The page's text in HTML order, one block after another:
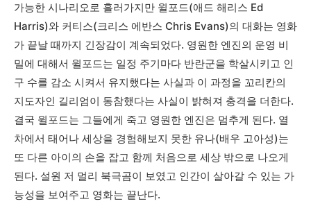
가능한 시나리오로 흘러가지만 윌포드(애드 해리스 Ed
Harris)와 커티스(크리스 에반스 Chris Evans)의 대화는 영화
가 끝날 때까지 긴장감이 계속되었다. 영원한 엔진의 운영 비
밀에 대해서 윌포드는 일정 주기마다 반란군을 학살시키고 인
구 수를 감소 시켜서 유지했다는 사실과 이 과정을 꼬리칸의
지도자인 길리엄이 동참했다는 사실이 밝혀져 충격을 더한다.
결국 윌포드는 그들에게 죽고 영원한 엔진은 멈추게 된다. 열
차에서 태어나 세상을 경험해보지 못한 유나(배우 고아성)는
또 다른 아이의 손을 잡고 함께 처음으로 세상 밖으로 나오게
된다. 설원 저 멀리 북극곰이 보였고 인간이 살아갈 수 있는 가
능성을 보여주고 영화는 끝난다.